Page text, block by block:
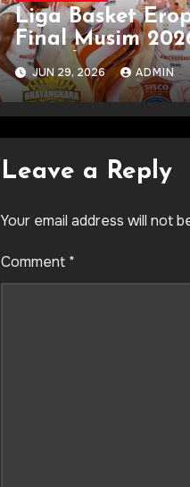
Liga Basket
Final Musim
Semakin Panas
Terkini
JUN 29, 2026 ADMIN
Leave a Reply
Your email address will not
Comment *